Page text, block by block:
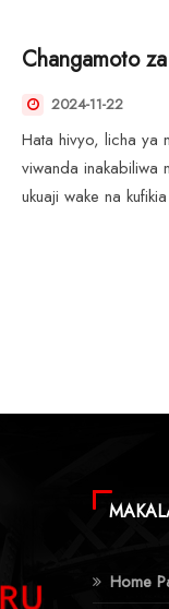
Changamoto
2024-11-22
Hata hivyo, licha ya
viwanda inakabiliwa
ukuaji wake na
Home